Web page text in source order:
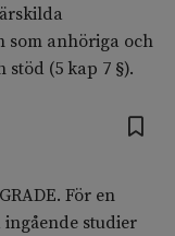
som anhöriga och
(5 kap 7 §).
För en
studier